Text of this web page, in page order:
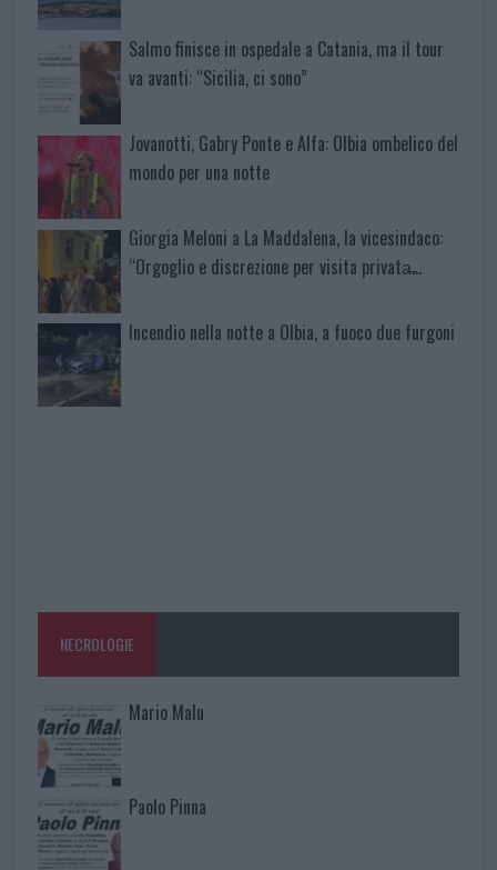
Salmo finisce in ospedale a Catania, ma il tour
va avanti: “Sicilia, ci sono”
Jovanotti, Gabry Ponte e Alfa: Olbia ombelico del
mondo per una notte
Giorgia Meloni a La Maddalena, la vicesindaco:
“Orgoglio e discrezione per visita privata̶…
Incendio nella notte a Olbia, a fuoco due furgoni
NECROLOGIE
Mario Malu
Paolo Pinna